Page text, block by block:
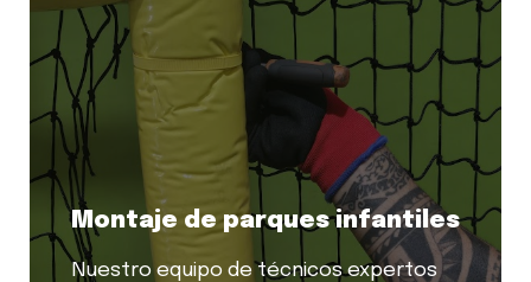
Montaje de parques infantiles
Nuestro equipo de técnicos expertos